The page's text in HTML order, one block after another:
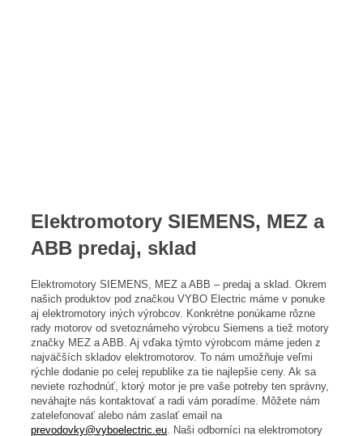
Elektromotory SIEMENS, MEZ a
ABB predaj, sklad
Elektromotory SIEMENS, MEZ a ABB – predaj a sklad. Okrem
našich produktov pod značkou VYBO Electric máme v ponuke
aj elektromotory iných výrobcov. Konkrétne ponúkame rôzne
rady motorov od svetoznámeho výrobcu Siemens a tiež motory
značky MEZ a ABB. Aj vďaka týmto výrobcom máme jeden z
najväčších skladov elektromotorov. To nám umožňuje veľmi
rýchle dodanie po celej republike za tie najlepšie ceny. Ak sa
neviete rozhodnúť, ktorý motor je pre vaše potreby ten správny,
neváhajte nás kontaktovať a radi vám poradíme. Môžete nám
zatelefonovať alebo nám zaslať email na
prevodovky@vyboelectric.eu . Naši odborníci na elektromotory